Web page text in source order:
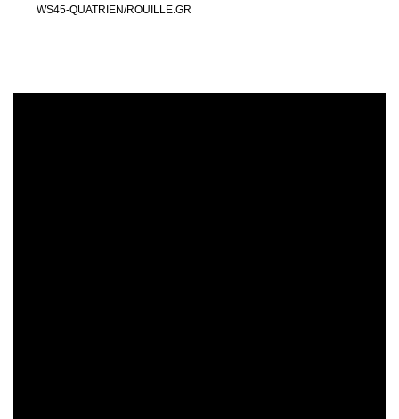
WS45-QUATRIEN/ROUILLE.GR